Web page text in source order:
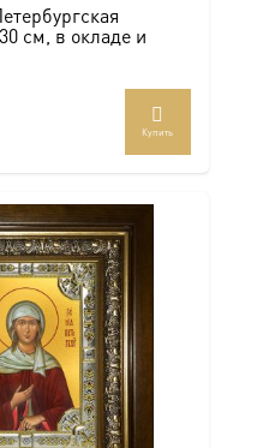
см, в окладе и
Купить